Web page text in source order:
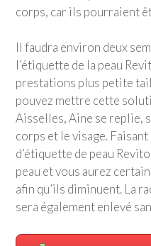
corps, car ils pourraient
Il faudra environ deux
l’étiquette de la peau
prestations plus petite
pouvez mettre cette
Aisselles, Aine se replie,
corps et le visage.
d’étiquette de peau
peau et vous aurez
afin qu’ils diminuent. La
sera également enlevé